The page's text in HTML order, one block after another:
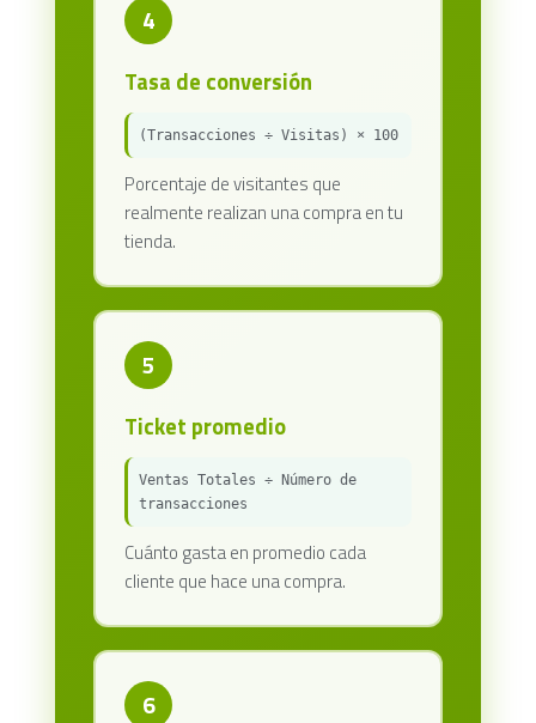
4
Tasa de conversión
(Transacciones ÷ Visitas) × 100
Porcentaje de visitantes que
realmente realizan una compra en tu
tienda.
5
Ticket promedio
Ventas Totales ÷ Número de
transacciones
Cuánto gasta en promedio cada
cliente que hace una compra.
6